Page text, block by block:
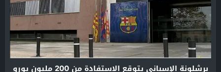
برشلونة الإسباني يتوقع الاستفادة من 200 مليون يورو